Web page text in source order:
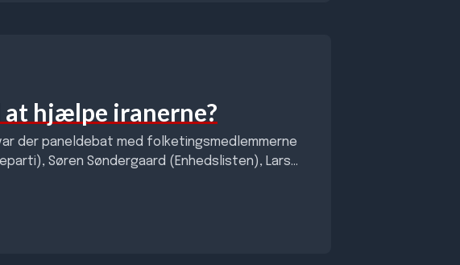
hjælpe iranerne?
der paneldebat med folketingsmedlemmerne
Søren Søndergaard (Enhedslisten), Lars